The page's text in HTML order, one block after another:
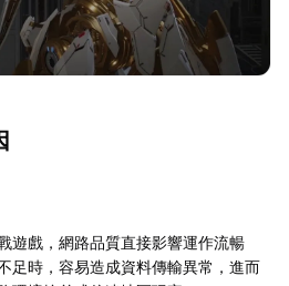
遊戲，網路品質直接影響運作流暢
足時，容易造成資料傳輸異常，進而